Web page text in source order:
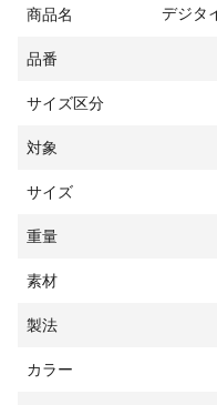
商品名 デジタ
品番
サイズ区分
対象
サイズ
重量
素材
製法
カラー